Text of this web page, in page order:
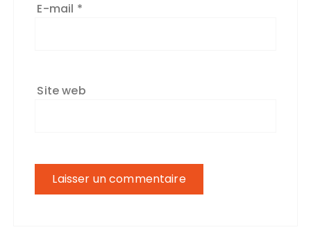
E-mail *
Site web